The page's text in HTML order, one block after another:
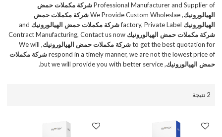
Professional Manufacturer and Supplier of شركة مكملات حمض
الهيالورونيك, We Provide Custom Wholeslae
شركة مكملات حمض
الهيالورونيك
شركة مكملات حمض الهيالورونيك
شركة مكملات حمض الهيالورونيك Contract Manufacturing, Contact us now
to get the best quotation for شركة مكملات حمض الهيالورونيك , We will
respond in a timely manner, we are not the lowest price of شركة مكملات
حمض الهيالورونيك, but we will provide you with better service.
2 نتيجة